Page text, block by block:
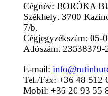
Cégnév: BORÓKA
Székhely: 3700
7/b.
Cégjegyzékszám: 05-
Adószám: 23538379-
E-mail:
Tel./Fax: +36 48 512
Mobil: +36 20 93 55